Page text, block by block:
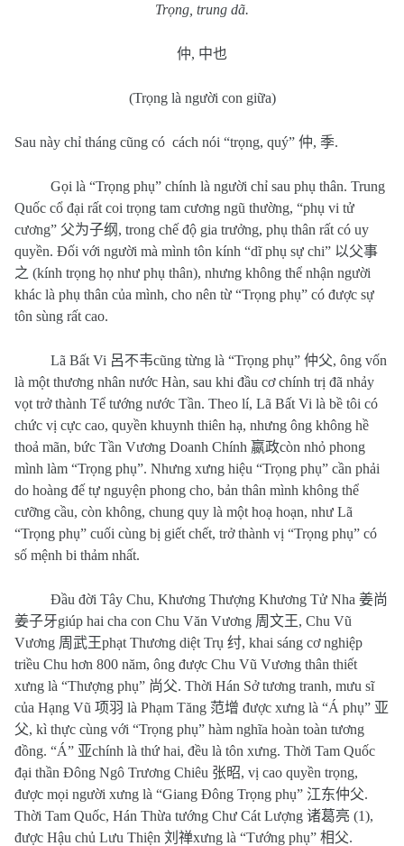
Trọng, trung dã.
仲, 中也
(Trọng là người con giữa)
Sau này chỉ tháng cũng có cách nói “trọng, quý” 仲, 季.
Gọi là “Trọng phụ” chính là người chỉ sau phụ thân. Trung
Quốc cổ đại rất coi trọng tam cương ngũ thường, “phụ vi tử
cương” 父为子纲 , trong chế độ gia trưởng, phụ thân rất có uy
quyền. Đối với người mà mình tôn kính “dĩ phụ sự chi” 以父事
之 (kính trọng họ như phụ thân), nhưng không thể nhận người
khác là phụ thân của mình, cho nên từ “Trọng phụ” có được sự
tôn sùng rất cao.
Lã Bất Vi 呂不韦cũng từng là “Trọng phụ” 仲父, ông vốn
là một thương nhân nước Hàn, sau khi đầu cơ chính trị đã nhảy
vọt trở thành Tể tướng nước Tần. Theo lí, Lã Bất Vi là bề tôi có
chức vị cực cao, quyền khuynh thiên hạ, nhưng ông không hề
thoả mãn, bức Tần Vương Doanh Chính 嬴政còn nhỏ phong
mình làm “Trọng phụ”. Nhưng xưng hiệu “Trọng phụ” cần phải
do hoàng đế tự nguyện phong cho, bản thân mình không thể
cưỡng cầu, còn không, chung quy là một hoạ hoạn, như Lã
“Trọng phụ” cuối cùng bị giết chết, trở thành vị “Trọng phụ” có
số mệnh bi thảm nhất.
Đầu đời Tây Chu, Khương Thượng Khương Tử Nha 姜尚
姜子牙giúp hai cha con Chu Văn Vương 周文王, Chu Vũ
Vương 周武王phạt Thương diệt Trụ 纣, khai sáng cơ nghiệp
triều Chu hơn 800 năm, ông được Chu Vũ Vương thân thiết
xưng là “Thượng phụ” 尚父. Thời Hán Sở tương tranh, mưu sĩ
của Hạng Vũ 项羽 là Phạm Tăng 范增 được xưng là “Á phụ” 亚
父, kì thực cùng với “Trọng phụ” hàm nghĩa hoàn toàn tương
đồng. “Á” 亚chính là thứ hai, đều là tôn xưng. Thời Tam Quốc
đại thần Đông Ngô Trương Chiêu 张昭, vị cao quyền trọng,
được mọi người xưng là “Giang Đông Trọng phụ” 江东仲父.
Thời Tam Quốc, Hán Thừa tướng Chư Cát Lượng 诸葛亮 (1),
được Hậu chủ Lưu Thiện 刘禅xưng là “Tướng phụ” 相父.